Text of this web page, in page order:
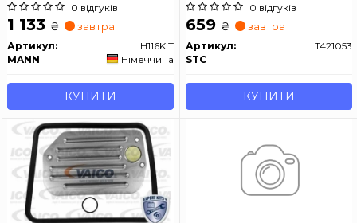
0 відгуків
1 133 ₴ завтра
Артикул:
H116KIT
MANN
Німеччина
КУПИТИ
0 відгуків
659 ₴ завтра
Артикул:
T421053
STC
КУПИТИ